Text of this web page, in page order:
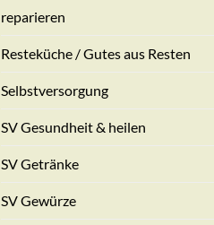
reparieren
Resteküche / Gutes aus Resten
Selbstversorgung
SV Gesundheit & heilen
SV Getränke
SV Gewürze